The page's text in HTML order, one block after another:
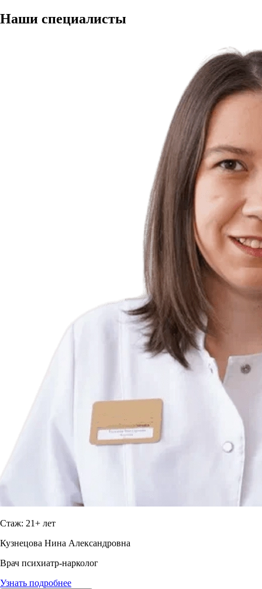
Наши специалисты
Стаж: 21+ лет
Кузнецова Нина Александровна
Врач психиатр-нарколог
Узнать подробнее